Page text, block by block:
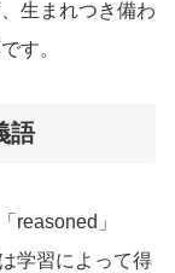
生まれつき備わ
す。
語
reasoned」
学習によって得